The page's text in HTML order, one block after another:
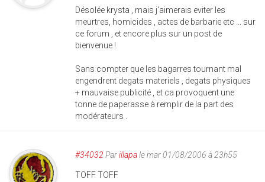
Désolée krysta , mais j'aimerais eviter les
meurtres, homicides , actes de barbarie etc ... sur
ce forum , et encore plus sur un post de
bienvenue !
Sans compter que les bagarres tournant mal
engendrent degats materiels , degats physiques
+ mauvaise publicité , et ca provoquent une
tonne de paperasse à remplir de la part des
modérateurs .
#34032 Parillapale mar 01/08/2006 à 23h55
TOFF TOFF